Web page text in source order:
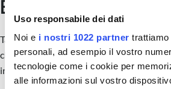
Uso responsabile dei dati
Noi e i nostri 1022 partner
personali, ad esempio il vostro
tecnologie come i cookie per
alle informazioni sul vostro
Buon Natale! (50% per
Tanti auguri di Buon Natale da tutta la
che possiamo farti è lalibertà di scegliere
investire per il tuo futuro.